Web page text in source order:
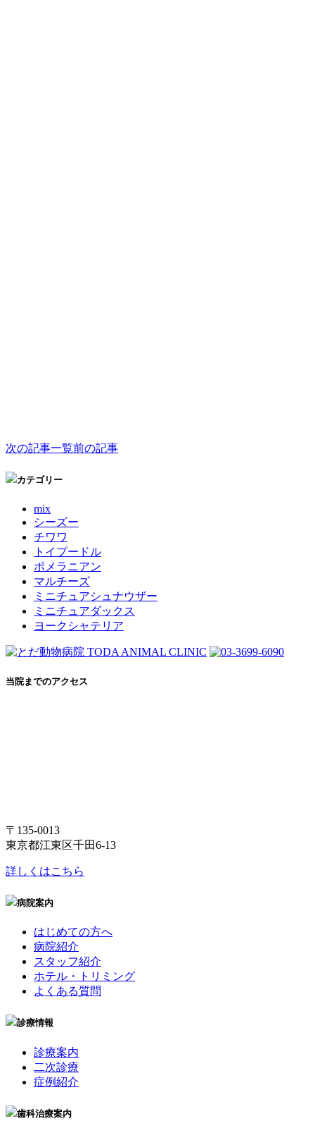
次の記事一覧前の記事
カテゴリー
mix
シーズー
チワワ
トイプードル
ポメラニアン
マルチーズ
ミニチュアシュナウザー
ミニチュアダックス
ヨークシャテリア
当院までのアクセス
〒135-0013
東京都江東区千田6-13
詳しくはこちら
病院案内
はじめての方へ
病院紹介
スタッフ紹介
ホテル・トリミング
よくある質問
診療情報
診療案内
二次診療
症例紹介
歯科治療案内